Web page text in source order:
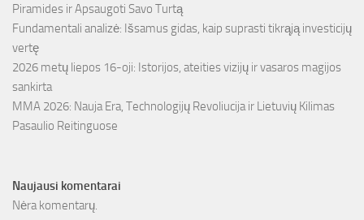
Piramides ir Apsaugoti Savo Turtą
Fundamentali analizė: Išsamus gidas, kaip suprasti tikrąją investicijų
vertę
2026 metų liepos 16-oji: Istorijos, ateities vizijų ir vasaros magijos
sankirta
MMA 2026: Nauja Era, Technologijų Revoliucija ir Lietuvių Kilimas
Pasaulio Reitinguose
Naujausi komentarai
Nėra komentarų.